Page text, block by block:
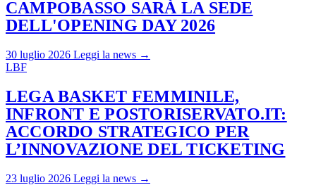
CAMPOBASSO SARÀ LA SEDE
DELL'OPENING DAY 2026
30 luglio 2026 Leggi la news →
LBF
LEGA BASKET FEMMINILE,
INFRONT E POSTORISERVATO.IT:
ACCORDO STRATEGICO PER
L’INNOVAZIONE DEL TICKETING
23 luglio 2026 Leggi la news →